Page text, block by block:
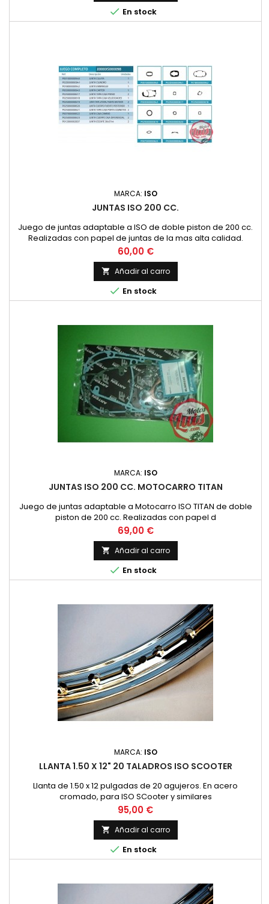
 En stock
MARCA: ISO
JUNTAS ISO 200 CC.
Juego de juntas adaptable a ISO de doble piston de 200 cc.
Realizadas con papel de juntas de la mas alta calidad.
CARTERES GRANDES. Comprobar forma con los carteres
segun el esquema que se encuentra entre las imagenes del
producto.
Precio
60,00 €
 Añadir al carro
 En stock
MARCA: ISO
JUNTAS ISO 200 CC. MOTOCARRO TITAN
Juego de juntas adaptable a Motocarro ISO TITAN de doble
piston de 200 cc. Realizadas con papel d
Precio
69,00 €
 Añadir al carro
 En stock
MARCA: ISO
LLANTA 1.50 X 12" 20 TALADROS ISO SCOOTER
Llanta de 1.50 x 12 pulgadas de 20 agujeros. En acero
cromado, para ISO SCooter y similares
Precio
95,00 €
 Añadir al carro
 En stock